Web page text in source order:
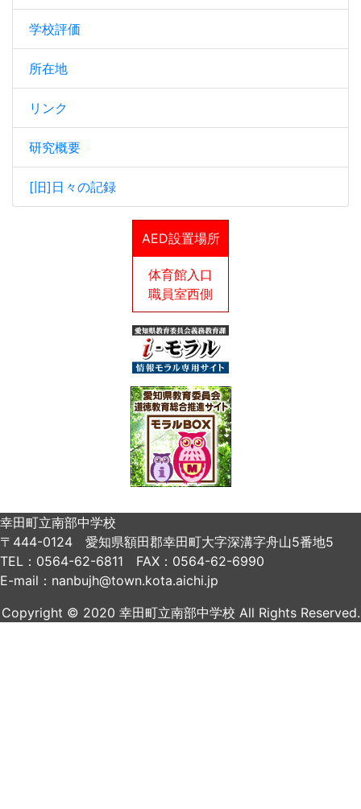
学校評価
所在地
リンク
研究概要
[旧]日々の記録
AED設置場所
体育館入口
職員室西側
幸田町立南部中学校
〒444-0124 愛知県額田郡幸田町大字深溝字舟山5番地5
TEL：0564-62-6811 FAX：0564-62-6990
E-mail：nanbujh@town.kota.aichi.jp
Copyright © 2020 幸田町立南部中学校 All Rights Reserved.